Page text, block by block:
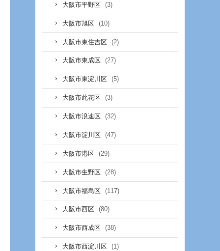
大阪市平野区 (3)
大阪市旭区 (10)
大阪市東住吉区 (2)
大阪市東成区 (27)
大阪市東淀川区 (5)
大阪市此花区 (3)
大阪市浪速区 (32)
大阪市淀川区 (47)
大阪市港区 (29)
大阪市生野区 (28)
大阪市福島区 (117)
大阪市西区 (80)
大阪市西成区 (38)
大阪市西淀川区 (1)